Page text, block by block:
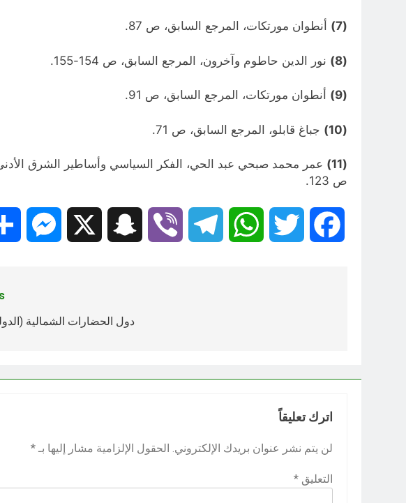
(7) أنطوان مورتكات، المرجع السابق، ص 87.
(8) نور الدين حاطوم وآخرون، المرجع السابق، ص 154-155.
(9) أنطوان مورتكات، المرجع السابق، ص 91.
(10) جباغ قابلو، المرجع السابق، ص 71.
(11)
ص 123.
Facebook
Twitter
WhatsApp
Telegram
Viber
Snapchat
دول الحضارات الشمالية
اترك تعليقاً
لن يتم نشر عنوان بريدك الإلكتروني. الحقول الإلزامية مشار إليها بـ *
التعليق *